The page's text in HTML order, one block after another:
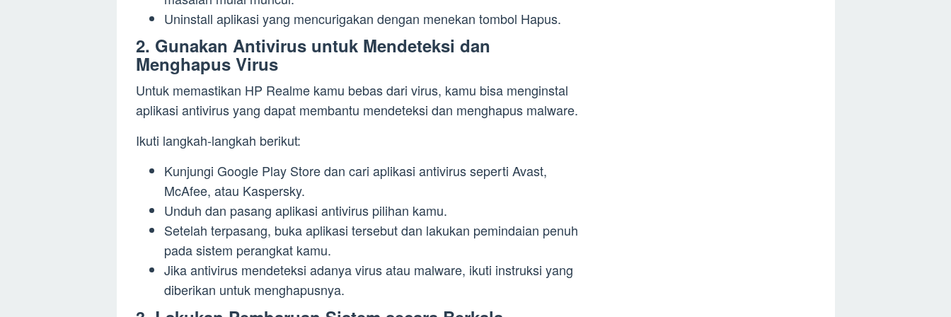
Uninstall aplikasi yang mencurigakan dengan menekan tombol Hapus.
2. Gunakan Antivirus untuk Mendeteksi dan
Menghapus Virus
Untuk memastikan HP Realme kamu bebas dari virus, kamu bisa menginstal
aplikasi antivirus yang dapat membantu mendeteksi dan menghapus malware.
Ikuti langkah-langkah berikut:
Kunjungi Google Play Store dan cari aplikasi antivirus seperti Avast,
McAfee, atau Kaspersky.
Unduh dan pasang aplikasi antivirus pilihan kamu.
Setelah terpasang, buka aplikasi tersebut dan lakukan pemindaian penuh
pada sistem perangkat kamu.
Jika antivirus mendeteksi adanya virus atau malware, ikuti instruksi yang
diberikan untuk menghapusnya.